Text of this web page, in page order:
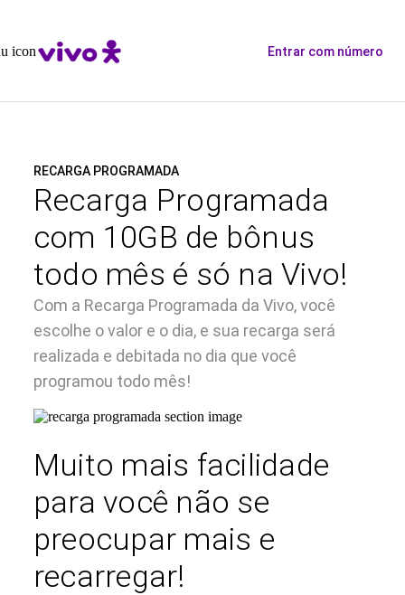
Entrar com número
RECARGA PROGRAMADA
Recarga Programada
com 10GB de bônus
todo mês é só na Vivo!
Com a Recarga Programada da Vivo, você
escolhe o valor e o dia, e sua recarga será
realizada e debitada no dia que você
programou todo mês!
Muito mais facilidade
para você não se
preocupar mais e
recarregar!